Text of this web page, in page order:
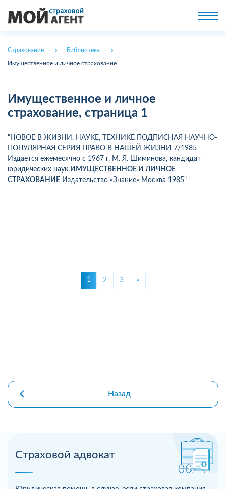
Страхование Библиотека
Имущественное и личное страхование
Страховой адвокат
Имущественное и личное
страхование, страница 1
"НОВОЕ В ЖИЗНИ, НАУКЕ, ТЕХНИКЕ ПОДПИСНАЯ НАУЧНО-
ПОПУЛЯРНАЯ СЕРИЯ ПРАВО В НАШЕЙ ЖИЗНИ 7/1985
Издается ежемесячно с 1967 г. М. Я. Шиминова, кандидат
юридических наук ИМУЩЕСТВЕННОЕ И ЛИЧНОЕ
СТРАХОВАНИЕ Издательство «Знание» Москва 1985"
1 2 3 »
Назад